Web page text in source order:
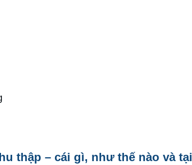
thập – cái gì, như thế nào và tại